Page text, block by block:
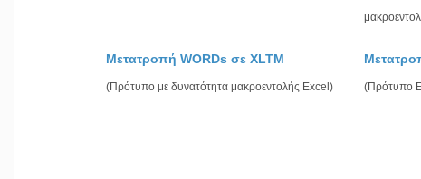
Μετατροπή WORDs σε XLTM
(Πρότυπο με δυνατότητα μακροεντολής Excel) (Πρότυπο